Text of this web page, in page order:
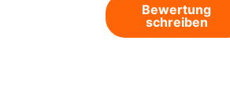
Bewertung
schreiben